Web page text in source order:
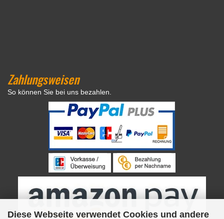
Diese Webseite verwendet Cookies und andere
Zahlungsweisen
So können Sie bei uns bezahlen.